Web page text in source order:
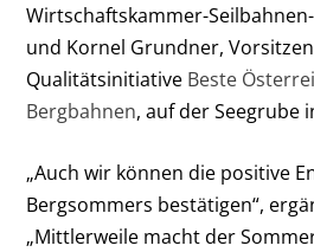
Wirtschaftskammer-
und Kornel Grundner,
Qualitätsinitiative Beste
Bergbahnen, auf der Seegrube
„Auch wir können die positive
Bergsommers bestätigen“,
„Mittlerweile macht der